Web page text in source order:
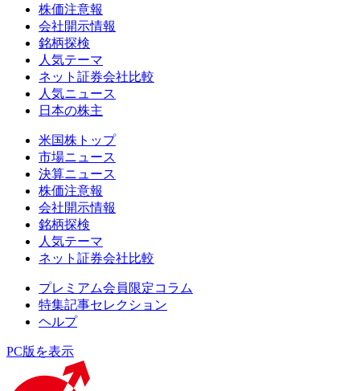
株価注意報
会社開示情報
銘柄探検
人気テーマ
ネット証券会社比較
人気ニュース
日本の株主
米国株トップ
市場ニュース
決算ニュース
株価注意報
会社開示情報
銘柄探検
人気テーマ
ネット証券会社比較
プレミアム会員限定コラム
特集記事セレクション
ヘルプ
PC版を表示